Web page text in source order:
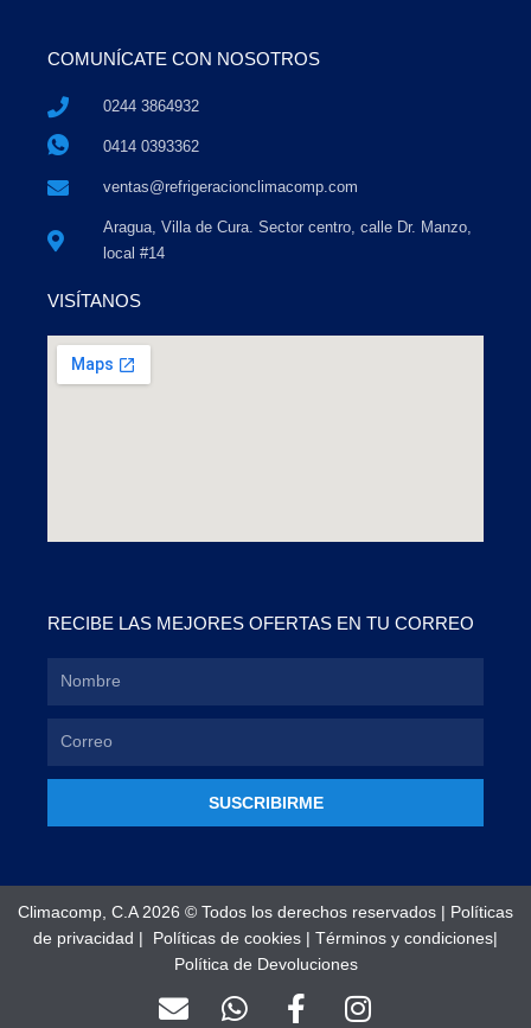
COMUNÍCATE CON NOSOTROS
0244 3864932
0414 0393362
ventas@refrigeracionclimacomp.com
Aragua, Villa de Cura. Sector centro, calle Dr. Manzo,
local #14
VISÍTANOS
RECIBE LAS MEJORES OFERTAS EN TU CORREO
SUSCRIBIRME
Climacomp, C.A 2026 © Todos los derechos reservados | Políticas
de privacidad | Políticas de cookies | Términos y condiciones|
Política de Devoluciones
E
W
F
I